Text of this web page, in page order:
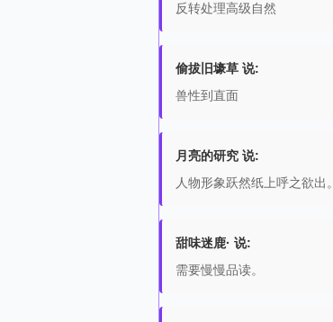
反转处理高级自然
偷拔旧壕草 说:
兽性到直面
月亮的研究 说:
人物形象跃然纸上呼之欲出。
甜味迷鹿· 说:
需要慢慢品读。